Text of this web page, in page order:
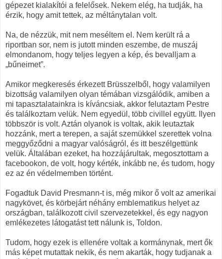
gépezet kialakítói a felelősek. Nekem elég, ha tudják, ha
érzik, hogy amit tettek, az méltánytalan volt.
Na, de nézzük, mit nem meséltem el. Nem került rá a
riportban sor, nem is jutott minden eszembe, de muszáj
elmondanom, hogy teljes legyen a kép, és bevalljam a
„bűneimet”.
Amikor megkeresés érkezett Brüsszelből, hogy valamilyen
bizottság valamilyen olyan témában vizsgálódik, amiben a
mi tapasztalatainkra is kíváncsiak, akkor felutaztam Pestre
és találkoztam velük. Nem egyedül, több civillel együtt. Ilyen
többször is volt. Aztán olyanok is voltak, akik leutaztak
hozzánk, mert a terepen, a saját szemükkel szerettek volna
meggyőződni a magyar valóságról, és itt beszélgettünk
velük. Általában ezeket, ha hozzájárultak, megosztottam a
facebookon, de volt, hogy kérték, inkább ne, és tudom, hogy
ez az én védelmemben történt.
Fogadtuk David Presmann-t is, még mikor ő volt az amerikai
nagykövet, és körbejárt néhány emblematikus helyet az
országban, találkozott civil szervezetekkel, és egy nagyon
emlékezetes látogatást tett nálunk is, Toldon.
Tudom, hogy ezek is ellenére voltak a kormánynak, mert ők
más képet mutattak nekik, és nem akarták, hogy tudjanak a